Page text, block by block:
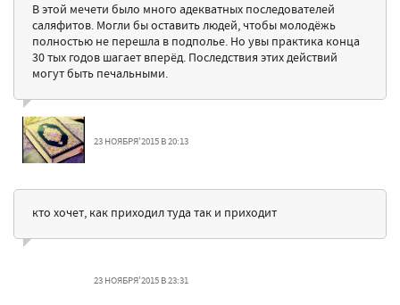
В этой мечети было много адекватных последователей
саляфитов. Могли бы оставить людей, чтобы молодёжь
полностью не перешла в подполье. Но увы практика конца
30 тых годов шагает вперёд. Последствия этих действий
могут быть печальными.
23 НОЯБРЯ'2015 В 20:13
кто хочет, как приходил туда так и приходит
23 НОЯБРЯ'2015 В 23:31